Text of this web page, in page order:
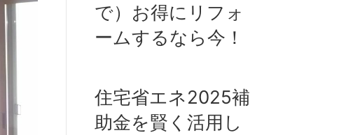
で）お得にリフォ
ームするなら今！
住宅省エネ2025補
助金を賢く活用し